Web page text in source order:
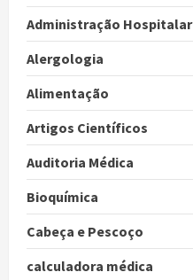
Administração Hospitalar
Alergologia
Alimentação
Artigos Científicos
Auditoria Médica
Bioquímica
Cabeça e Pescoço
calculadora médica